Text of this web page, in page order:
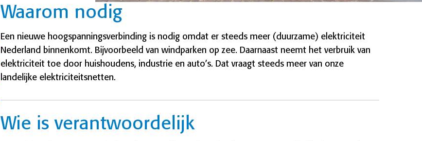
Waarom nodig
Een nieuwe hoogspanningsverbinding is nodig omdat er steeds meer (duurzame) elektriciteit
Nederland binnenkomt. Bijvoorbeeld van windparken op zee. Daarnaast neemt het verbruik van
elektriciteit toe door huishoudens, industrie en auto’s. Dat vraagt steeds meer van onze
landelijke elektriciteitsnetten.
Wie is verantwoordelijk